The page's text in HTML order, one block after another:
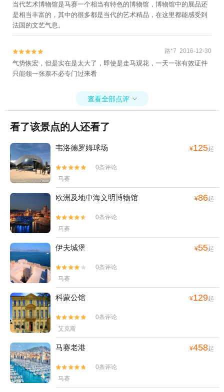
当代艺术博物馆是马赛一个相当有特色的博物馆，博物馆中的展品还
是相当丰富的，其中的很多都是当代的艺术精品，在这里都能感受到
法国的文艺气息。

 路*7 2016-12-30
气势恢宏，但是实在是太大了，即使是走马观花，一天一张有效证件
只能领一张票不必专门过来看
查看全部点评 
看了该景点的人还看了
韦洛德罗姆球场 ¥125起


0条评论
马赛
欧洲及地中海文明博物馆 ¥86起


0条评论
马赛
伊夫城堡 ¥55起


0条评论
马赛
科蒙公馆 ¥129起


0条评论
艾克斯
马赛老港 ¥458起


0条评论
马赛